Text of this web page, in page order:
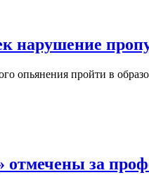
опьянения пройти в
за